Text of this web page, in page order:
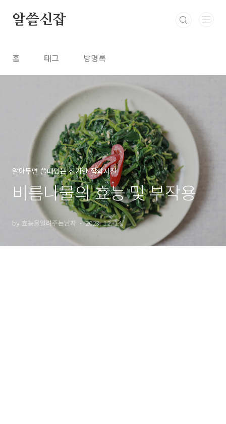
알쓸신잡
홈 태그 방명록
알아두면 쓸때있는 신기한 잡학사전
비름나물의 효능 및 부작용
by 효능을알려주는남자 2023. 12. 14.